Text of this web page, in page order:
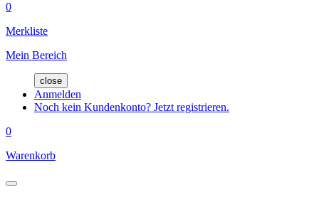
0
Merkliste
Mein Bereich
close
Anmelden
Noch kein Kundenkonto? Jetzt registrieren.
0
Warenkorb